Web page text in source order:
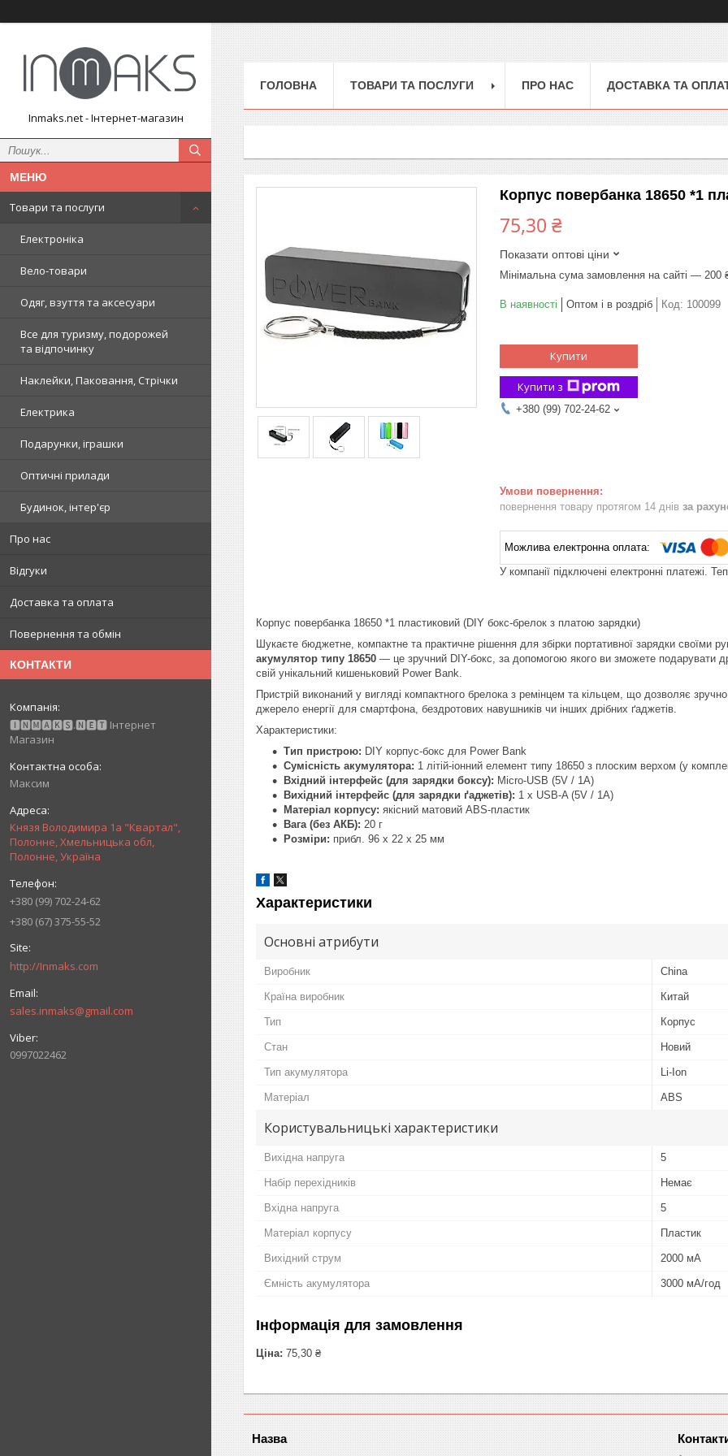
Inmaks.net - Інтернет-магазин
Товари та послуги
Електроніка
Вело-товари
Одяг, взуття та аксесуари
Все для туризму, подорожей
та відпочинку
Наклейки, Паковання, Стрічки
Електрика
Подарунки, іграшки
Оптичні прилади
Будинок, інтер'єр
Про нас
Відгуки
Доставка та оплата
Повернення та обмін
КОНТАКТИ
🅸🅽🅼🅰🅺🆂.🅽🅴🆃 Інтернет
Магазин
Максим
Князя Володимира 1а "Квартал",
Полонне, Хмельницька обл,
Полонне, Україна
+380 (99) 702-24-62
+380 (67) 375-55-52
http://Inmaks.com
sales.inmaks@gmail.com
0997022462
ГОЛОВНА ТОВАРИ ТА ПОСЛУГИ ПРО НАС ДОСТАВКА ТА
Корпус повербанка 18650 *1
75,30 ₴
Показати оптові ціни
Мінімальна сума замовлення на сайті — 200
В наявності Оптом і в роздріб Код: 100099
Купити
Купити з
+380 (99) 702-24-62
повернення товару протягом 14 днів за
У компанії підключені електронні платежі.
Корпус повербанка 18650 *1 пластиковий (DIY бокс-брелок з платою зарядки)
Шукаєте бюджетне, компактне та практичне рішення для збірки портативної зарядки своїми
акумулятор типу 18650 — це зручний DIY-бокс, за допомогою якого ви зможете подарувати
свій унікальний кишеньковий Power Bank.
Пристрій виконаний у вигляді компактного брелока з ремінцем та кільцем, що дозволяє
джерело енергії для смартфона, бездротових навушників чи інших дрібних ґаджетів.
Характеристики:
Тип пристрою: DIY корпус-бокс для Power Bank
Сумісність акумулятора: 1 літій-іонний елемент типу 18650 з плоским верхом (у
Вхідний інтерфейс (для зарядки боксу): Micro-USB (5V / 1A)
Вихідний інтерфейс (для зарядки ґаджетів): 1 x USB-A (5V / 1A)
Матеріал корпусу: якісний матовий ABS-пластик
Вага (без АКБ): 20 г
Розміри: прибл. 96 х 22 х 25 мм
Характеристики
Основні атрибути
Виробник China
Країна виробник Китай
Тип Корпус
Стан Новий
Тип акумулятора Li-Ion
Матеріал ABS
Користувальницькі характеристики
Вихідна напруга 5
Набір перехідників Немає
Вхідна напруга 5
Матеріал корпусу Пластик
Вихідний струм 2000 мА
Ємність акумулятора 3000 мА/год
Інформація для замовлення
Ціна: 75,30 ₴